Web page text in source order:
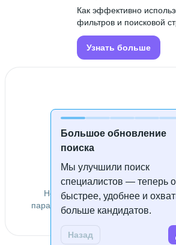
Большое обновление
поиска
Мы улучшили поиск
специалистов — теперь
быстрее, удобнее и
больше кандидатов.
Назад
Как эффективно
фильтров и поисковой
Узнать больше
Специалисты не
Не удалось найти специалистов
параметрам. Попробуйте изменить